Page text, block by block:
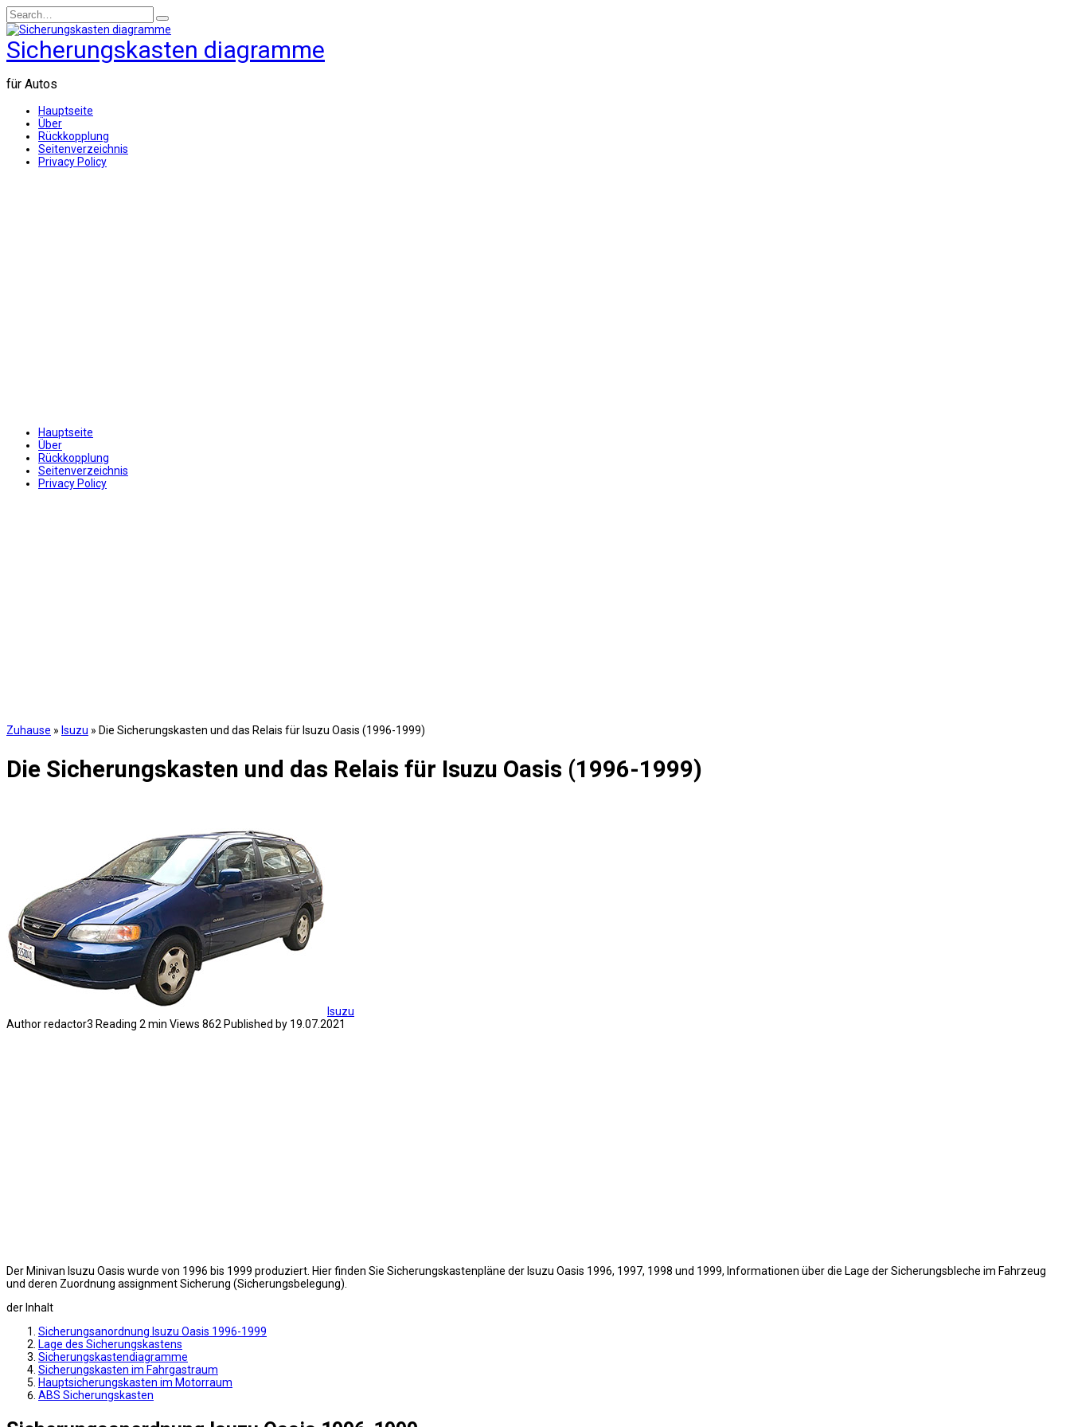
Skip
to
content
Search
for:
Sicherungskasten diagramme
für Autos
Hauptseite
Über
Rückkopplung
Seitenverzeichnis
Privacy Policy
Hauptseite
Über
Rückkopplung
Seitenverzeichnis
Privacy Policy
Zuhause » Isuzu » Die Sicherungskasten und das Relais für Isuzu Oasis (1996-1999)
Die Sicherungskasten und das Relais für Isuzu Oasis (1996-1999)
Isuzu
Authorredactor3 Reading 2 min Views 862 Published by 19.07.2021
Der Minivan Isuzu Oasis wurde von 1996 bis 1999 produziert. Hier finden Sie Sicherungskastenpläne der Isuzu Oasis 1996, 1997, 1998 und 1999, Informationen über die Lage der Sicherungsbleche im Fahrzeug
und deren Zuordnung assignment Sicherung (Sicherungsbelegung).
der Inhalt
Sicherungsanordnung Isuzu Oasis 1996-1999
Lage des Sicherungskastens
Sicherungskastendiagramme
Sicherungskasten im Fahrgastraum
Hauptsicherungskasten im Motorraum
ABS Sicherungskasten